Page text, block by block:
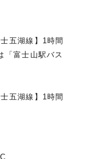
五湖線】1時間
「富士山駅バス
五湖線】1時間